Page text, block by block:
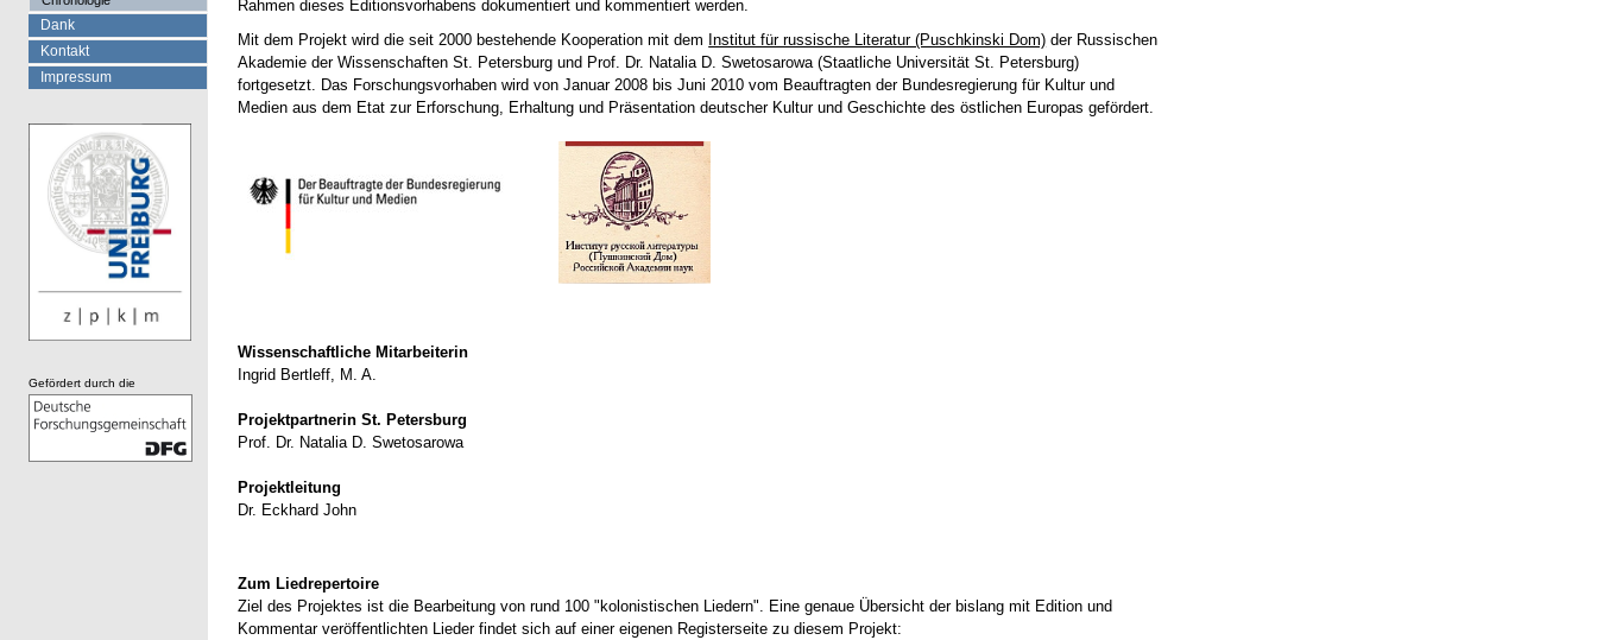
Rahmen dieses Editionsvorhabens dokumentiert und kommentiert werden.
Mit dem Projekt wird die seit 2000 bestehende Kooperation mit dem Institut für russische Literatur (Puschkinski Dom) der Russischen
Akademie der Wissenschaften St. Petersburg und Prof. Dr. Natalia D. Swetosarowa (Staatliche Universität St. Petersburg)
fortgesetzt. Das Forschungsvorhaben wird von Januar 2008 bis Juni 2010 vom Beauftragten der Bundesregierung für Kultur und
Medien aus dem Etat zur Erforschung, Erhaltung und Präsentation deutscher Kultur und Geschichte des östlichen Europas gefördert.
Wissenschaftliche Mitarbeiterin
Ingrid Bertleff, M. A.
Projektpartnerin St. Petersburg
Prof. Dr. Natalia D. Swetosarowa
Projektleitung
Dr. Eckhard John
Zum Liedrepertoire
Ziel des Projektes ist die Bearbeitung von rund 100 "kolonistischen Liedern". Eine genaue Übersicht der bislang mit Edition und
Kommentar veröffentlichten Lieder findet sich auf einer eigenen Registerseite zu diesem Projekt:
Dank
Kontakt
Impressum
Gefördert durch die